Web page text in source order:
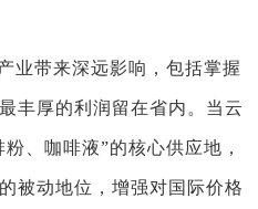
业带来深远影响，包括掌握
丰厚的利润留在省内。当云
、咖啡液”的核心供应地，
被动地位，增强对国际价格